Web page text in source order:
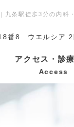
九条駅徒歩3分の内科
番8 ウエルシア 2
アクセス・診
Access